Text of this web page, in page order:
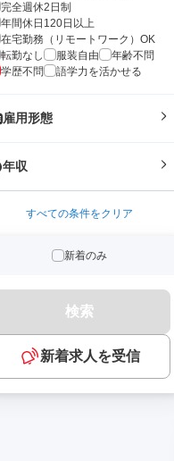
完全週休2日制
年間休日120日以上
在宅勤務（リモートワーク）OK
転勤なし
服装自由
年齢不問
学歴不問
語学力を活かせる
雇用形態
年収
すべての条件をクリア
新着のみ
検索
新着求人を受信